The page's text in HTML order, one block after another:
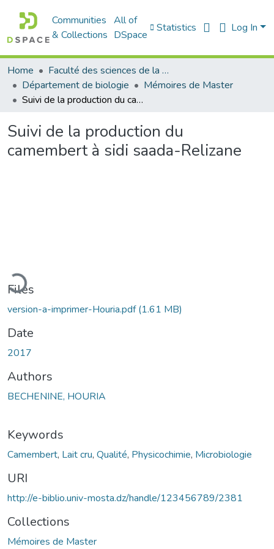
Communities
& Collections
All of
DSpace
Statistics Log In
Home
Faculté des sciences de la nature et de la vie
Département de biologie
Mémoires de Master
Suivi de la production du camembert à sidi saada-Relizane
Suivi de la production du
camembert à sidi saada-Relizane
Files
version-a-imprimer-Houria.pdf(1.61 MB)
Date
2017
Authors
BECHENINE, HOURIA
Keywords
Camembert, Lait cru, Qualité, Physicochimie, Microbiologie
URI
http://e-biblio.univ-mosta.dz/handle/123456789/2381
Collections
Mémoires de Master